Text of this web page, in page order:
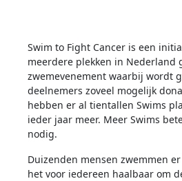
Swim to Fight Cancer is een
meerdere plekken in Nederland
zwemevenement waarbij wordt
deelnemers zoveel mogelijk
hebben er al tientallen Swims
ieder jaar meer. Meer Swims
nodig.
Duizenden mensen zwemmen
het voor iedereen haalbaar om